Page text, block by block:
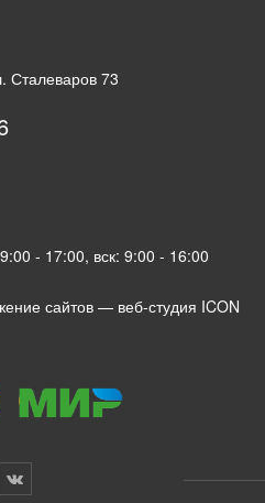
Сталеваров 73
- 17:00, вск: 9:00 - 16:00
сайтов — веб-студия ICON